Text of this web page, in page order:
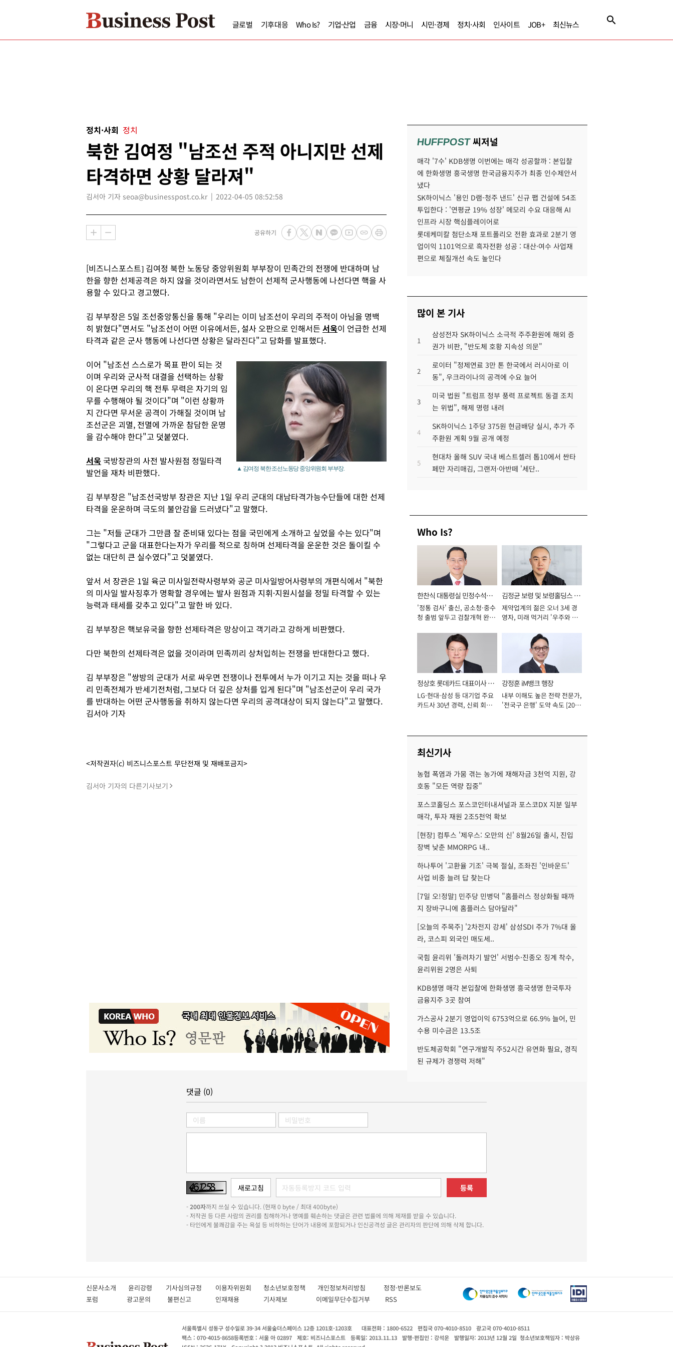
글로벌 기후대응 Who Is? 기업·산업 금융 시장·머니 시민·경제 정치·사회 인사이트 JOB+ 최신뉴스
정치·사회 정치
북한 김여정 "남조선 주적 아니지만 선제
타격하면 상황 달라져"
김서아 기자 seoa@businesspost.co.kr 2022-04-05 08:52:58
공유하기
[비즈니스포스트] 김여정 북한 노동당 중앙위원회 부부장이 민족간의 전쟁에 반대하며 남
한을 향한 선제공격은 하지 않을 것이라면서도 남한이 선제적 군사행동에 나선다면 핵을 사
용할 수 있다고 경고했다.
김 부부장은 5일 조선중앙통신을 통해 "우리는 이미 남조선이 우리의 주적이 아님을 명백
히 밝혔다"면서도 "남조선이 어떤 이유에서든, 설사 오판으로 인해서든 서욱이 언급한 선제
타격과 같은 군사 행동에 나선다면 상황은 달라진다"고 담화를 발표했다.
▲ 김여정 북한 조선노동당 중앙위원회 부부장.
이어 "남조선 스스로가 목표 판이 되는 것
이며 우리와 군사적 대결을 선택하는 상황
이 온다면 우리의 핵 전투 무력은 자기의 임
무를 수행해야 될 것이다"며 "이런 상황까
지 간다면 무서운 공격이 가해질 것이며 남
조선군은 괴멸, 전멸에 가까운 참담한 운명
을 감수해야 한다"고 덧붙였다.
서욱 국방장관의 사전 발사원점 정밀타격
발언을 재차 비판했다.
김 부부장은 "남조선국방부 장관은 지난 1일 우리 군대의 대남타격가능수단들에 대한 선제
타격을 운운하며 극도의 불안감을 드러냈다"고 말했다.
그는 "저들 군대가 그만큼 잘 준비돼 있다는 점을 국민에게 소개하고 싶었을 수는 있다"며
"그렇다고 군을 대표한다는자가 우리를 적으로 칭하며 선제타격을 운운한 것은 돌이킬 수
없는 대단히 큰 실수였다"고 덧붙였다.
앞서 서 장관은 1일 육군 미사일전략사령부와 공군 미사일방어사령부의 개편식에서 "북한
의 미사일 발사징후가 명확할 경우에는 발사 원점과 지휘·지원시설을 정밀 타격할 수 있는
능력과 태세를 갖추고 있다"고 말한 바 있다.
김 부부장은 핵보유국을 향한 선제타격은 망상이고 객기라고 강하게 비판했다.
다만 북한의 선제타격은 없을 것이라며 민족끼리 상처입히는 전쟁을 반대한다고 했다.
김 부부장은 "쌍방의 군대가 서로 싸우면 전쟁이나 전투에서 누가 이기고 지는 것을 떠나 우
리 민족전체가 반세기전처럼, 그보다 더 깊은 상처를 입게 된다"며 "남조선군이 우리 국가
를 반대하는 어떤 군사행동을 취하지 않는다면 우리의 공격대상이 되지 않는다"고 말했다.
김서아 기자
<저작권자(c) 비즈니스포스트 무단전재 및 재배포금지>
김서아 기자의 다른기사보기
HUFFPOST씨저널
매각 '7수' KDB생명 이번에는 매각 성공할까 : 본입찰
에 한화생명 흥국생명 한국금융지주가 최종 인수제안서
냈다
SK하이닉스 '용인 D램-청주 낸드' 신규 팹 건설에 54조
투입한다 : '연평균 19% 성장' 메모리 수요 대응해 AI
인프라 시장 핵심플레이어로
롯데케미칼 첨단소재 포트폴리오 전환 효과로 2분기 영
업이익 1101억으로 흑자전환 성공 : 대산·여수 사업재
편으로 체질개선 속도 높인다
많이 본 기사
1
삼성전자 SK하이닉스 소극적 주주환원에 해외 증
권가 비판, "반도체 호황 지속성 의문"
2
로이터 "정제연료 3만 톤 한국에서 러시아로 이
동", 우크라이나의 공격에 수요 늘어
3
미국 법원 "트럼프 정부 풍력 프로젝트 동결 조치
는 위법", 해제 명령 내려
4
SK하이닉스 1주당 375원 현금배당 실시, 추가 주
주환원 계획 9월 공개 예정
5
현대차 올해 SUV 국내 베스트셀러 톱10에서 싼타
페만 자리매김, 그랜저·아반떼 '세단..
Who Is?
한찬식 대통령실 민정수석비
서관
'정통 검사' 출신, 공소청·중수
청 출범 앞두고 검찰개혁 완수
김정균 보령 및 보령홀딩스 대
표이사 사장
제약업계의 젊은 오너 3세 경
영자, 미래 먹거리 '우주와 헬
정상호 롯데카드 대표이사 사
장
LG·현대·삼성 등 대기업 주요
카드사 30년 경력, 신뢰 회복
강정훈 iM뱅크 행장
내부 이해도 높은 전략 전문가,
'전국구 은행' 도약 속도 [2026
최신기사
농협 폭염과 가뭄 겪는 농가에 재해자금 3천억 지원, 강
호동 "모든 역량 집중"
포스코홀딩스 포스코인터내셔널과 포스코DX 지분 일부
매각, 투자 재원 2조5천억 확보
[현장] 컴투스 '제우스: 오만의 신' 8월26일 출시, 진입
장벽 낮춘 MMORPG 내..
하나투어 '고환율 기조' 극복 절실, 조좌진 '인바운드'
사업 비중 늘려 답 찾는다
[7일 오!정말] 민주당 민병덕 "홈플러스 정상화될 때까
지 장바구니에 홈플러스 담아달라"
[오늘의 주목주] '2차전지 강세' 삼성SDI 주가 7%대 올
라, 코스피 외국인 매도세..
국힘 윤리위 '돌려차기 발언' 서범수·진종오 징계 착수,
윤리위원 2명은 사퇴
KDB생명 매각 본입찰에 한화생명 흥국생명 한국투자
금융지주 3곳 참여
가스공사 2분기 영업이익 6753억으로 66.9% 늘어, 민
수용 미수금은 13.5조
반도체공학회 "연구개발직 주52시간 유연화 필요, 경직
된 규제가 경쟁력 저해"
댓글 (0)
등록
-200자까지 쓰실 수 있습니다. (현재 0 byte / 최대 400byte)
- 저작권 등 다른 사람의 권리를 침해하거나 명예를 훼손하는 댓글은 관련 법률에 의해 제재를 받을 수 있습니다.
- 타인에게 불쾌감을 주는 욕설 등 비하하는 단어가 내용에 포함되거나 인신공격성 글은 관리자의 판단에 의해 삭제 합니다.
신문사소개 윤리강령 기사심의규정 이용자위원회 청소년보호정책 개인정보처리방침 정정·반론보도
포럼
광고문의 불편신고 인재채용 기사제보 이메일무단수집거부 RSS
서울특별시 성동구 성수일로 39-34 서울숲더스페이스 12층 1201호-1203호 대표전화 : 1800-6522 편집국 070-4010-8510
광고국 070-4010-8511
팩스 : 070-4015-8658등록번호 : 서울 아 02897 제호: 비즈니스포스트 등록일: 2013.11.13 발행·편집인 : 강석운 발행일자: 2013년 12월 2일 청소년보호책임자 : 박상유